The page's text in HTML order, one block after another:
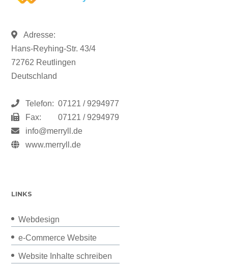
Adresse:
Hans-Reyhing-Str. 43/4
72762 Reutlingen
Deutschland
Telefon: 07121 / 9294977
Fax:
07121 / 9294979
info@merryll.de
www.merryll.de
LINKS
Webdesign
e-Commerce Website
Website Inhalte schreiben